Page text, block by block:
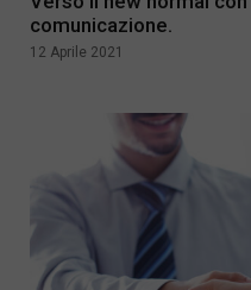
comunicazione.
12 Aprile 2021